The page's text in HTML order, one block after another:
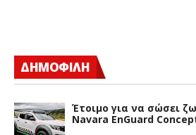
ΔΗΜΟΦΙΛΗ
Έτοιμο για να σώσει
Navara EnGuard